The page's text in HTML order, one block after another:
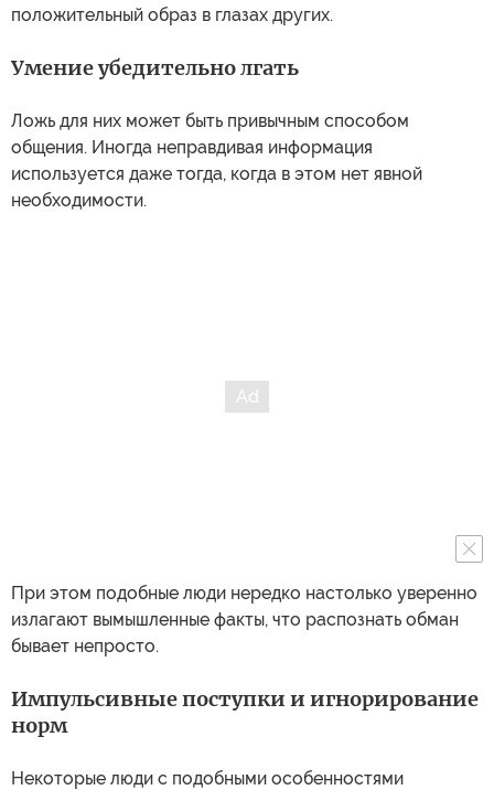
положительный образ в глазах других.
Умение убедительно лгать
Ложь для них может быть привычным способом
общения. Иногда неправдивая информация
используется даже тогда, когда в этом нет явной
необходимости.
При этом подобные люди нередко настолько уверенно
излагают вымышленные факты, что распознать обман
бывает непросто.
Импульсивные поступки и игнорирование
норм
Некоторые люди с подобными особенностями